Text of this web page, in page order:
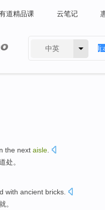
道精品课 云笔记
中英
the next aisle
处。
with ancient bricks
。